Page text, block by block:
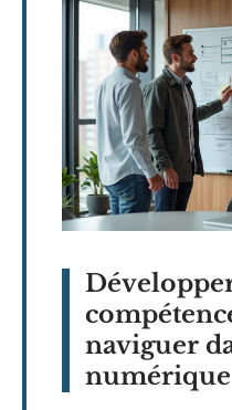
naviguer
numérique